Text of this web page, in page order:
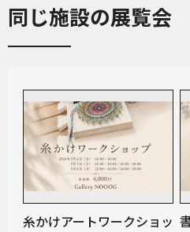
同じ施設の展覧会
糸かけアートワークショッ